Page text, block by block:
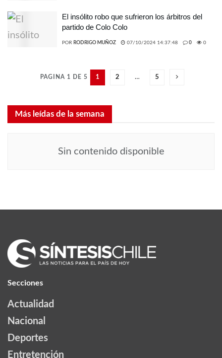
El insólito robo que sufrieron los árbitros del
partido de Colo Colo
POR RODRIGO MUÑOZ 07/10/2024 14:37:48 0 0
PAGINA 1 DE 5 1 2 … 5
Más leídas de la semana
Sin contenido disponible
Secciones
Actualidad
Nacional
Deportes
Entretención